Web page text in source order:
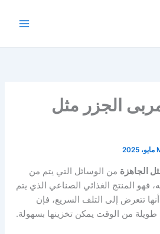
الجزر مثل
الجاهزة من الوسائل التي يتم من
فهو المنتج الغذائي الصناعي الذي يتم
تتعرض إلى التلف السريع، فإن
طويلة من الوقت يمكن تخزينها بسهولة.